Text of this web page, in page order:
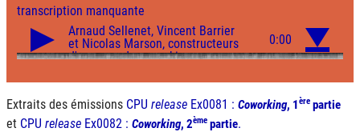
transcription manquante
Extraits des émissions CPU release Ex0081 : Coworking, 1ère partie
et CPU release Ex0082 : Coworking, 2ème partie.